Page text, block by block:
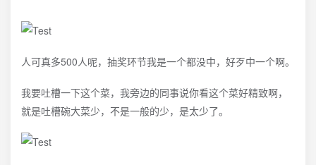
人可真多500人呢，抽奖环节我是一个都没中，好歹中一个啊。
我要吐槽一下这个菜，我旁边的同事说你看这个菜好精致啊，
就是吐槽碗大菜少，不是一般的少，是太少了。